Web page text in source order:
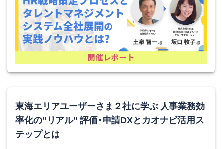
東海エリアユーザーさま２社に学ぶ 人事業務効
率化の”リアル” 評価・申請DXとカオナビ活用ス
テップとは